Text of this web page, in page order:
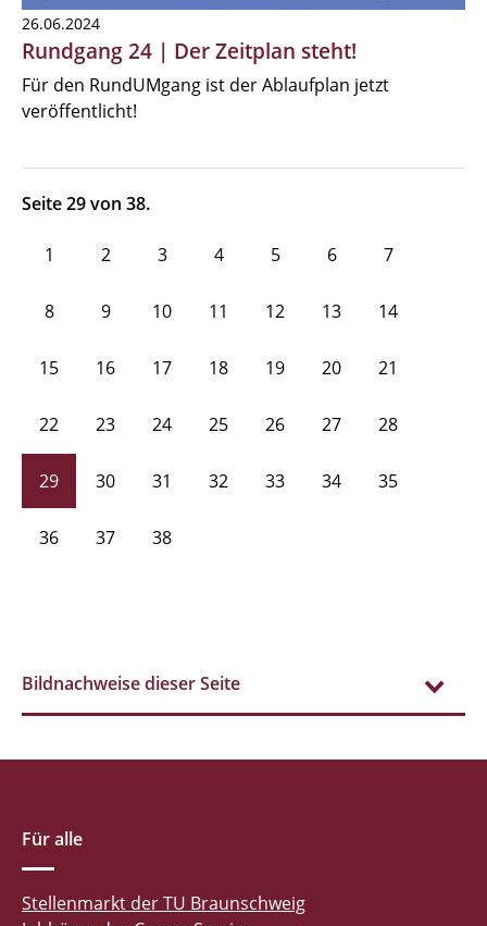
26.06.2024
Rundgang 24 | Der Zeitplan steht!
Für den RundUMgang ist der Ablaufplan jetzt
veröffentlicht!
Seite 29 von 38.
1 2 3 4 5 6 7
8 9 10 11 12 13 14
15 16 17 18 19 20 21
22 23 24 25 26 27 28
29 30 31 32 33 34 35
36 37 38
Bildnachweise dieser Seite
Für alle
Stellenmarkt der TU Braunschweig